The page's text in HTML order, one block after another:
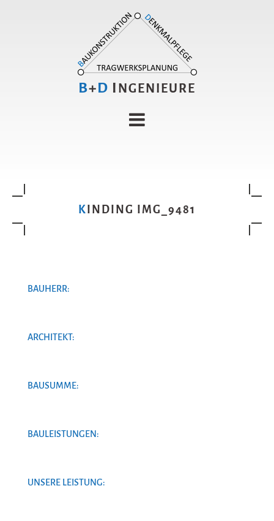
B+D I NGENIEURE
KINDING IMG_9481
BAUHERR:
ARCHITEKT:
BAUSUMME:
BAULEISTUNGEN:
UNSERE LEISTUNG: